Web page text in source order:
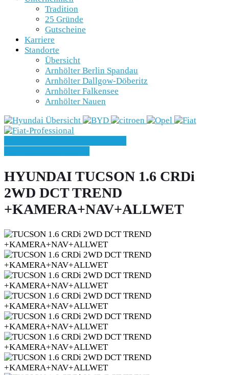
Tradition
25 Gründe
Gutscheine
Karriere
Standorte
Übersicht
Arnhölter Berlin Spandau
Arnhölter Dallgow-Döberitz
Arnhölter Falkensee
Arnhölter Nauen
HYUNDAI TUCSON 1.6 CRDi
2WD DCT TREND
+KAMERA+NAV+ALLWET